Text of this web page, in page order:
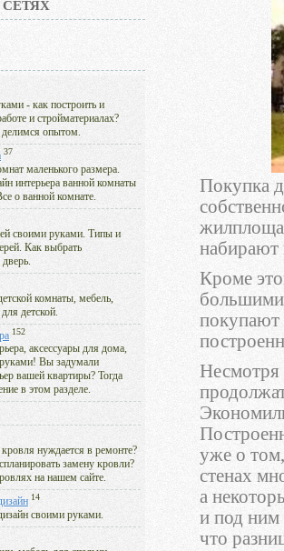
- как построить и
и стройматериалах?
опытом.
37
маленького размера.
интерьера ванной комнаты
о ванной комнате.
своими руками. Типы и
Как выбрать
комнаты, мебель,
детской.
152
аксессуары для дома,
Вы задумали
вашей квартиры? Тогда
в этом разделе.
нуждается в ремонте?
замену кровли?
на нашем сайте.
14
своими руками.
Пoкупка
набирают
Кроме
большими
покупают
Несмотря
уже о
стенах
а
и под ним
что